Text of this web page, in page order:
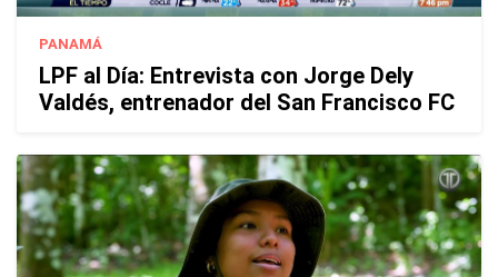
PANAMÁ
LPF al Día: Entrevista con Jorge Dely
Valdés, entrenador del San Francisco FC